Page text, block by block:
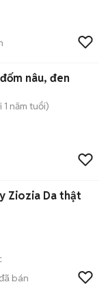
nâu, đen
năm tuổi)
Ziozia Da thật
bán